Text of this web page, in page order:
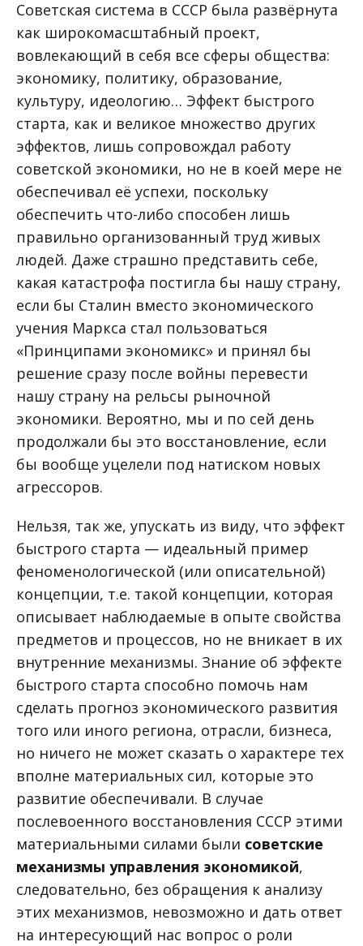
Советская система в СССР была развёрнута
как широкомасштабный проект,
вовлекающий в себя все сферы общества:
экономику, политику, образование,
культуру, идеологию… Эффект быстрого
старта, как и великое множество других
эффектов, лишь сопровождал работу
советской экономики, но не в коей мере не
обеспечивал её успехи, поскольку
обеспечить что-либо способен лишь
правильно организованный труд живых
людей. Даже страшно представить себе,
какая катастрофа постигла бы нашу страну,
если бы Сталин вместо экономического
учения Маркса стал пользоваться
«Принципами экономикс» и принял бы
решение сразу после войны перевести
нашу страну на рельсы рыночной
экономики. Вероятно, мы и по сей день
продолжали бы это восстановление, если
бы вообще уцелели под натиском новых
агрессоров.
Нельзя, так же, упускать из виду, что эффект
быстрого старта — идеальный пример
феноменологической (или описательной)
концепции, т.е. такой концепции, которая
описывает наблюдаемые в опыте свойства
предметов и процессов, но не вникает в их
внутренние механизмы. Знание об эффекте
быстрого старта способно помочь нам
сделать прогноз экономического развития
того или иного региона, отрасли, бизнеса,
но ничего не может сказать о характере тех
вполне материальных сил, которые это
развитие обеспечивали. В случае
послевоенного восстановления СССР этими
материальными силами были советские
механизмы управления экономикой,
следовательно, без обращения к анализу
этих механизмов, невозможно и дать ответ
на интересующий нас вопрос о роли